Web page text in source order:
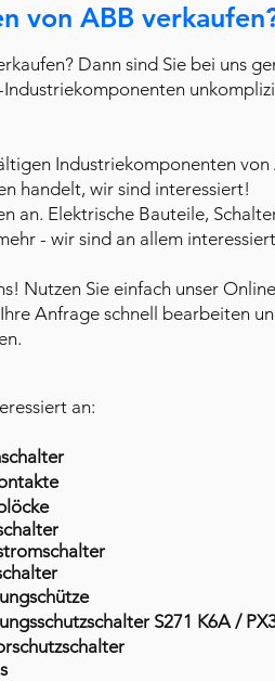
von ABB
Dann sind Sie bei uns
Industriekomponenten von
handelt, wir sind interessiert!
Elektrische Bauteile,
- wir sind an allem
Nutzen Sie einfach unser
Anfrage schnell bearbeiten
an:
S271 K6A /